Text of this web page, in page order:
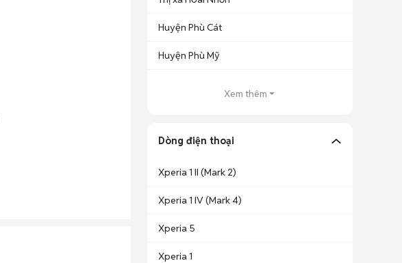
Huyện Phù Cát
Huyện Phù Mỹ
Xem thêm
Dòng điện thoại
Xperia 1 II (Mark 2)
Xperia 1 IV (Mark 4)
Xperia 5
Xperia 1